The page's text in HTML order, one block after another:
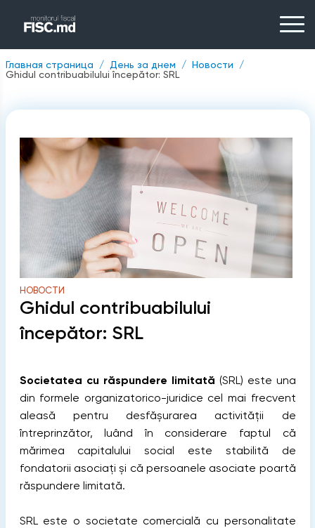
Главная страница День за днем
Новости
Ghidul contribuabilului începător: SRL
НОВОСТИ
Ghidul contribuabilului
începător: SRL
Societatea cu răspundere limitată (SRL) este una
din formele organizatorico-juridice cel mai frecvent
aleasă pentru desfășurarea activității de
întreprinzător, luând în considerare faptul că
mărimea capitalului social este stabilită de
fondatorii asociați și că persoanele asociate poartă
răspundere limitată.
SRL este o societate comercială cu personalitate